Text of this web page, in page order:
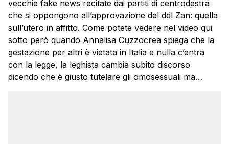
vecchie fake news recitate dai partiti di centrodestra
che si oppongono all’approvazione del ddl Zan: quella
sull’utero in affitto. Come potete vedere nel video qui
sotto però quando Annalisa Cuzzocrea spiega che la
gestazione per altri è vietata in Italia e nulla c’entra
con la legge, la leghista cambia subito discorso
dicendo che è giusto tutelare gli omosessuali ma…